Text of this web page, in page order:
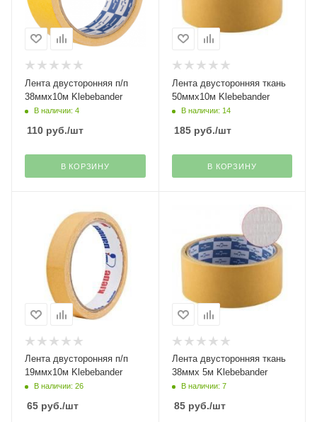
Лента двусторонняя п/п
38ммх10м Klebebander
В наличии: 4
110 руб./шт
В КОРЗИНУ
Лента двусторонняя ткань
50ммх10м Klebebander
В наличии: 14
185руб./шт
В КОРЗИНУ
Лента двусторонняя п/п
19ммх10м Klebebander
В наличии: 26
65 руб./шт
Лента двусторонняя ткань
38ммх 5м Klebebander
В наличии: 7
85руб./шт